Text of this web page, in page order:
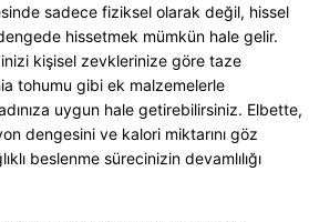
sadece fiziksel olarak değil, hissel
hissetmek mümkün hale gelir.
kişisel zevklerinize göre taze
tohumu gibi ek malzemelerle
uygun hale getirebilirsiniz. Elbette,
dengesini ve kalori miktarını göz
beslenme sürecinizin devamlılığı